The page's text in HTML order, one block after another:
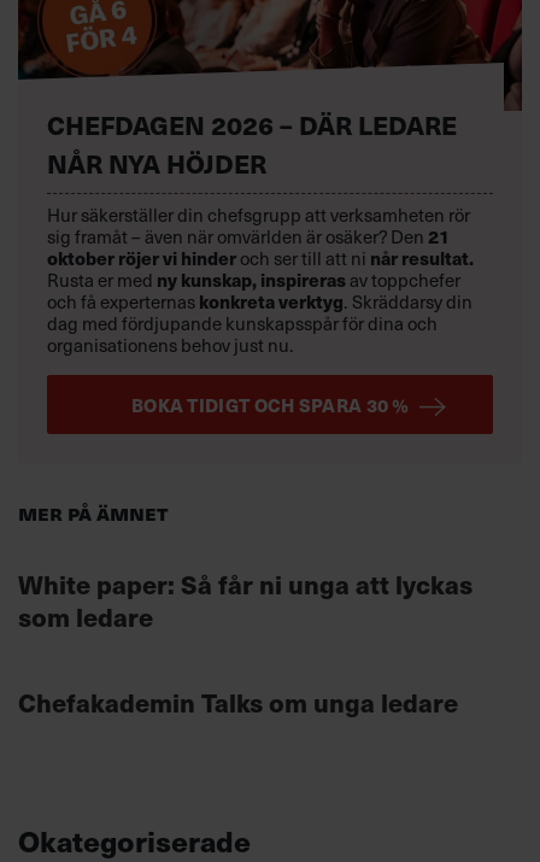
Mer på ämnet
White paper: Så får ni unga att lyckas
som ledare
Chefakademin Talks om unga ledare
CHEFDAGEN 2026 – DÄR LEDARE
NÅR NYA HÖJDER
Hur säkerställer din chefsgrupp att verksamheten rör
sig framåt – även när omvärlden är osäker? Den 21
oktoberröjer vi hinder och ser till att ni når resultat.
Rusta er med ny kunskap, inspirerasav toppchefer
och få experternas konkreta verktyg. Skräddarsy din
dag med fördjupande kunskapsspår för dina och
organisationens behov just nu.
BOKA TIDIGT OCH SPARA 30 %
Okategoriserade